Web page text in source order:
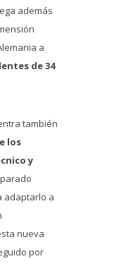
además
a
de 34
también
los
y
adaptarlo a
nueva
por